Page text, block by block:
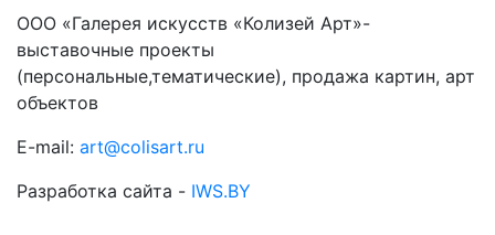
ООО «Галерея искусств «Колизей Арт»-
выставочные проекты
(персональные,тематические), продажа картин, арт
объектов
E-mail: art@colisart.ru
Разработка сайта - IWS.BY